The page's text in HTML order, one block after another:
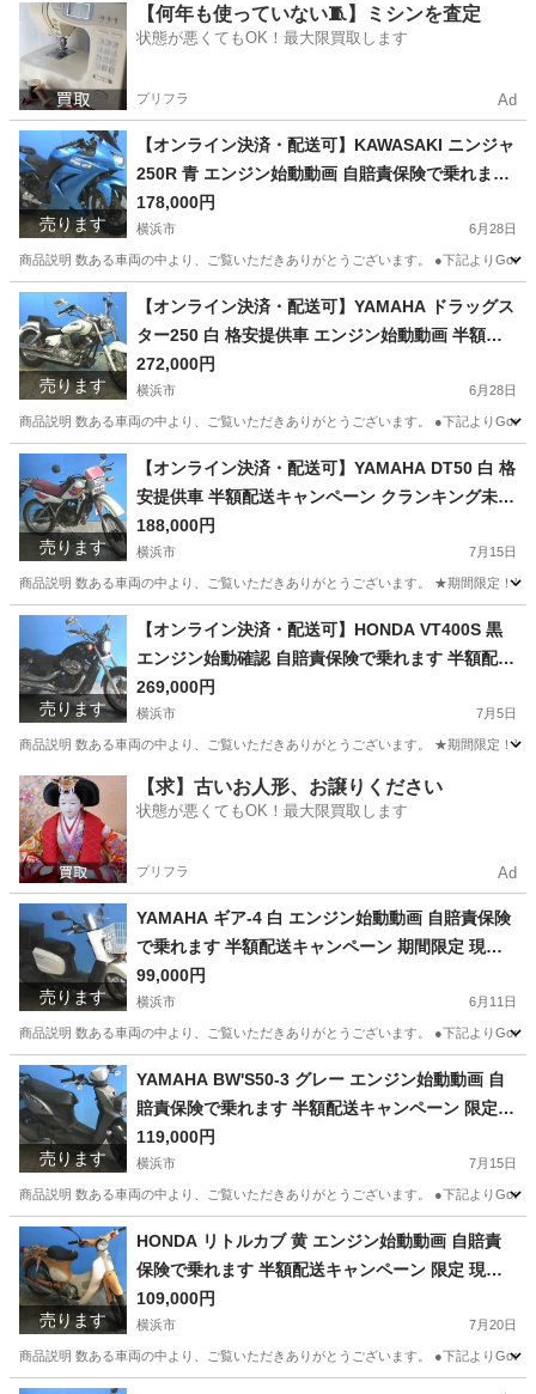
神奈川 横浜市 ヤマハ エンジン
【何年も使っていない🧵】ミシンを査定
状態が悪くてもOK！最大限買取します
プリフラ Ad
売ります
【オンライン決済・配送可】KAWASAKI ニンジャ
250R 青 エンジン始動動画 自賠責保険で乗れます
半額配送キャンペーン 現状渡し諸経費￥0- 横浜 P
-Yard
178,000円
横浜市 6月28日
商品説明 数ある車両の中より、ご覧いただきありがとうございます。 ●下記より
神奈川 横浜市 カワサキ ニンジャ
売ります
【オンライン決済・配送可】YAMAHA ドラッグス
ター250 白 格安提供車 エンジン始動動画 半額配
送キャンペーン 期間限定 現状渡し諸経費￥0- 横
浜 P-Yard
272,000円
横浜市 6月28日
商品説明 数ある車両の中より、ご覧いただきありがとうございます。 ●下記より
神奈川 横浜市 ヤマハ ドラッグスター
売ります
【オンライン決済・配送可】YAMAHA DT50 白 格
安提供車 半額配送キャンペーン クランキング未確
認 期間限定車体本体価格 現状渡し諸経費￥0- 横
浜 P-Yard
188,000円
横浜市 7月15日
商品説明 数ある車両の中より、ご覧いただきありがとうございます。 ★期間限定！
神奈川 横浜市 ヤマハ クランキング
売ります
【オンライン決済・配送可】HONDA VT400S 黒
エンジン始動確認 自賠責保険で乗れます 半額配送
キャンペーン 期間限定 現状渡し諸経費￥0- 横浜 P
-Yard
269,000円
横浜市 7月5日
商品説明 数ある車両の中より、ご覧いただきありがとうございます。 ★期間限定
神奈川 ホンダ エンジン
【求】古いお人形、お譲りください
状態が悪くてもOK！最大限買取します
プリフラ Ad
売ります
YAMAHA ギア-4 白 エンジン始動動画 自賠責保険
で乗れます 半額配送キャンペーン 期間限定 現状
渡し諸経費￥0 横浜 P-Yard
99,000円
横浜市 6月11日
商品説明 数ある車両の中より、ご覧いただきありがとうございます。 ●下記より
神奈川 横浜市
売ります
YAMAHA BW'S50-3 グレー エンジン始動動画 自
賠責保険で乗れます 半額配送キャンペーン 限定
現状渡し諸経費￥0- 横浜 P-Yard
119,000円
横浜市 7月15日
商品説明 数ある車両の中より、ご覧いただきありがとうございます。 ●下記より
神奈川 横浜市 エンジン
売ります
HONDA リトルカブ 黄 エンジン始動動画 自賠責
保険で乗れます 半額配送キャンペーン 限定 現状
渡し諸経費￥0- 横浜 P-Yard
109,000円
横浜市 7月20日
商品説明 数ある車両の中より、ご覧いただきありがとうございます。 ●下記より